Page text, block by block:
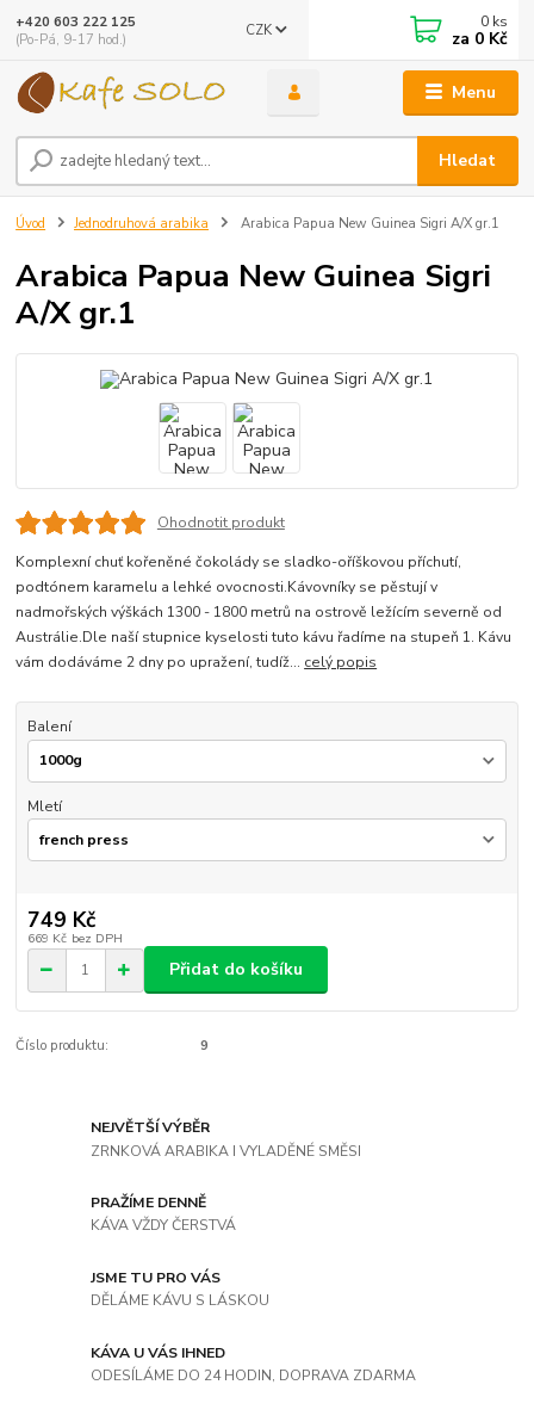
Menu
CZK
Hledat
+420 603 222 125
(Po-Pá, 9-17 hod.)
0 ks
za 0 Kč
Úvod Jednodruhová arabika Arabica Papua New Guinea Sigri A/X gr.1
Arabica Papua New Guinea Sigri
A/X gr.1
Ohodnotit produkt
Komplexní chuť kořeněné čokolády se sladko-oříškovou příchutí,
podtónem karamelu a lehké ovocnosti.Kávovníky se pěstují v
nadmořských výškách 1300 - 1800 metrů na ostrově ležícím severně od
Austrálie.Dle naší stupnice kyselosti tuto kávu řadíme na stupeň 1. Kávu
vám dodáváme 2 dny po upražení, tudíž... celý popis
Balení
Mletí
749 Kč
669 Kč bez DPH
Přidat do košíku
Číslo produktu: 9
NEJVĚTŠÍ VÝBĚR
ZRNKOVÁ ARABIKA I VYLADĚNÉ SMĚSI
PRAŽÍME DENNĚ
KÁVA VŽDY ČERSTVÁ
JSME TU PRO VÁS
DĚLÁME KÁVU S LÁSKOU
KÁVA U VÁS IHNED
ODESÍLÁME DO 24 HODIN, DOPRAVA ZDARMA